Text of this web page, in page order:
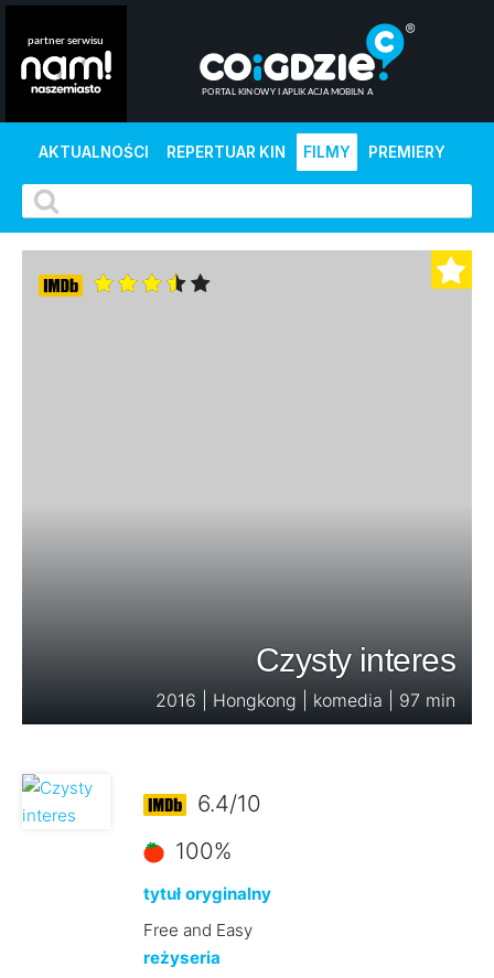
AKTUALNOŚCI REPERTUAR KIN FILMY PREMIERY
Czysty interes
2016 | Hongkong | komedia | 97 min
6.4/10
100%
tytuł oryginalny
Free and Easy
reżyseria